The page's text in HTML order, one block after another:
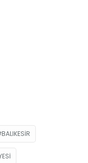
BALIKESIR